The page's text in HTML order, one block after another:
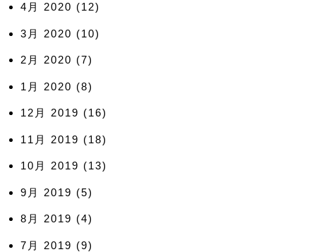
4月 2020 (12)
3月 2020 (10)
2月 2020 (7)
1月 2020 (8)
12月 2019 (16)
11月 2019 (18)
10月 2019 (13)
9月 2019 (5)
8月 2019 (4)
7月 2019 (9)